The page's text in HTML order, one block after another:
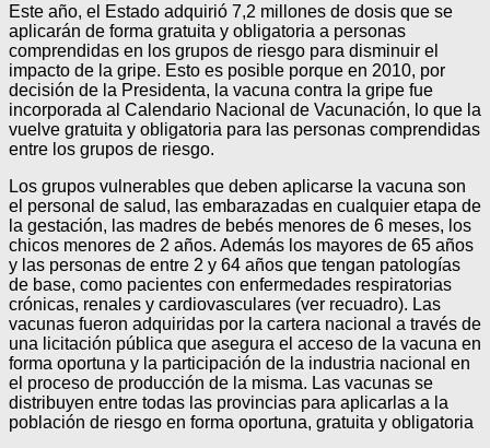
Este año, el Estado adquirió 7,2 millones de dosis que se
aplicarán de forma gratuita y obligatoria a personas
comprendidas en los grupos de riesgo para disminuir el
impacto de la gripe. Esto es posible porque en 2010, por
decisión de la Presidenta, la vacuna contra la gripe fue
incorporada al Calendario Nacional de Vacunación, lo que la
vuelve gratuita y obligatoria para las personas comprendidas
entre los grupos de riesgo.
Los grupos vulnerables que deben aplicarse la vacuna son
el personal de salud, las embarazadas en cualquier etapa de
la gestación, las madres de bebés menores de 6 meses, los
chicos menores de 2 años. Además los mayores de 65 años
y las personas de entre 2 y 64 años que tengan patologías
de base, como pacientes con enfermedades respiratorias
crónicas, renales y cardiovasculares (ver recuadro). Las
vacunas fueron adquiridas por la cartera nacional a través de
una licitación pública que asegura el acceso de la vacuna en
forma oportuna y la participación de la industria nacional en
el proceso de producción de la misma. Las vacunas se
distribuyen entre todas las provincias para aplicarlas a la
población de riesgo en forma oportuna, gratuita y obligatoria